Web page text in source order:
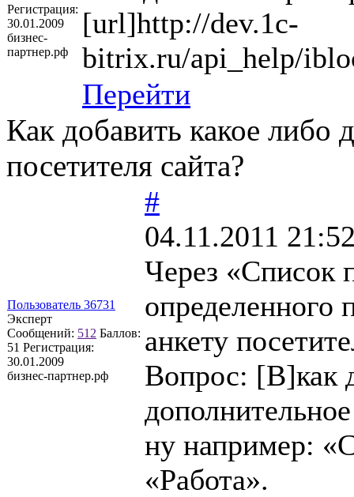
Регистрация:
30.01.2009
бизнес-
партнер.рф
[url]http://dev.1c-
bitrix.ru/api_help/
Перейти
Как добавить какое либо
посетителя сайта?
Пользователь 36731
Эксперт
Сообщений: 512 Баллов:
51 Регистрация:
30.01.2009
бизнес-партнер.рф
#
04.11.2011
Через «Список
определенного
анкету
Вопрос: [B]как
ну например:
«Работа».